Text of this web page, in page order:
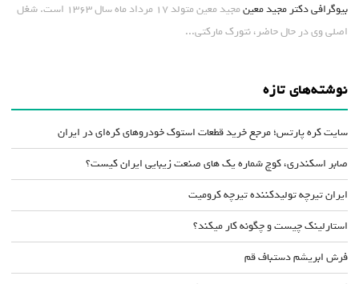
بیوگرافی دکتر مجید معین
مجید معین متولد ۱۷ مرداد ماه سال ۱۳۶۳ است. شغل
اصلی وی در حال حاضر، نتورک مارکتی...
نوشته‌های تازه
سایت کره پارتس؛ مرجع خرید قطعات استوک خودروهای کره‌ای در ایران
صابر اسکندری، کوچ شماره یک های صنعت زیبایی ایران کیست؟
ایران تیرچه تولیدکننده تیرچه کرومیت
استارلینک چیست و چگونه کار میکند؟
فرش ابریشم دستباف قم